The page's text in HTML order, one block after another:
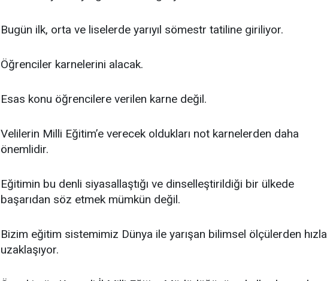
Bugün ilk, orta ve liselerde yarıyıl sömestr tatiline giriliyor.
Öğrenciler karnelerini alacak.
Esas konu öğrencilere verilen karne değil.
Velilerin Milli Eğitim’e verecek oldukları not karnelerden daha
önemlidir.
Eğitimin bu denli siyasallaştığı ve dinselleştirildiği bir ülkede
başarıdan söz etmek mümkün değil.
Bizim eğitim sistemimiz Dünya ile yarışan bilimsel ölçülerden hızla
uzaklaşıyor.